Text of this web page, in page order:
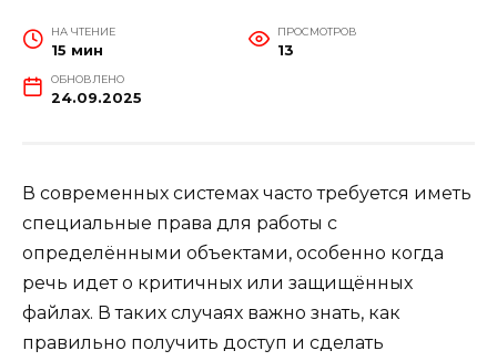
НА ЧТЕНИЕ
15 мин
ПРОСМОТРОВ
13
ОБНОВЛЕНО
24.09.2025
В современных системах часто требуется иметь
специальные права для работы с
определёнными объектами, особенно когда
речь идет о критичных или защищённых
файлах. В таких случаях важно знать, как
правильно получить доступ и сделать